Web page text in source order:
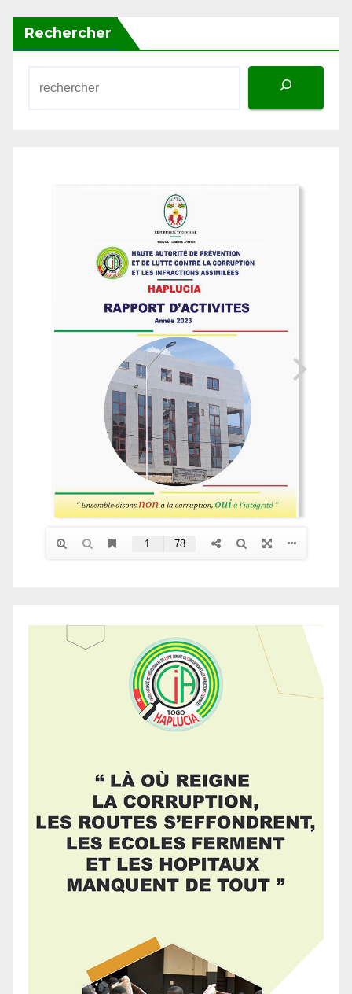
Rechercher